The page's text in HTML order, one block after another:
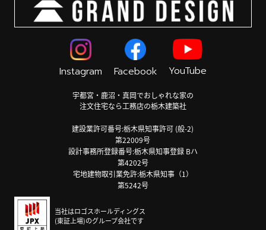
Instagram Facebook YouTube
宇都宮・鹿沼・真岡でおしゃれな家の
注文住宅なら工務店の栃木建築社
建設業許可番号:栃木県知事許可 (般-2)
第22009号
設計事務所登録番号:栃木県知事登録 Bハ
第4202号
宅地建物取引業免許:栃木県知事（1）
第5242号
当社はロゴスホールディングス
(東証上場)のグループ会社です